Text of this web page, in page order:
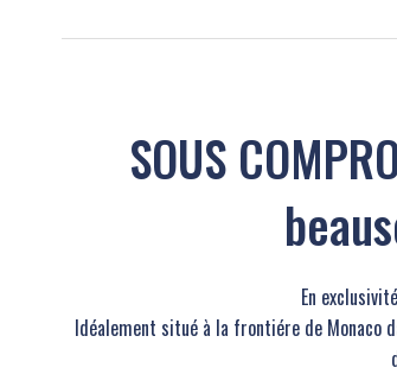
SOUS
En
Idéalement situé à la frontiére de Monaco